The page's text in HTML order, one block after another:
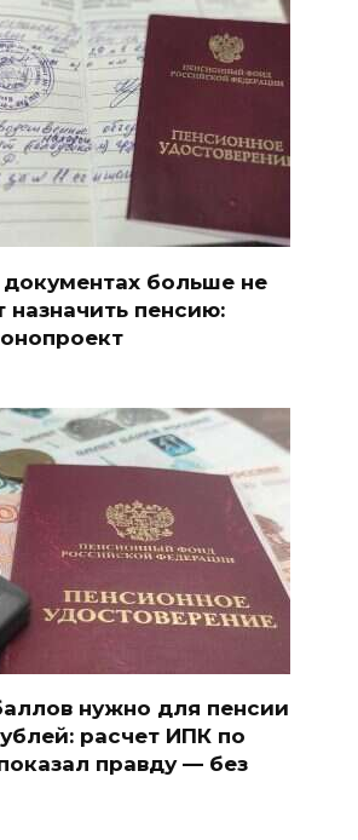
больше не
пенсию:
нужно для пенсии
расчет ИПК по
правду — без